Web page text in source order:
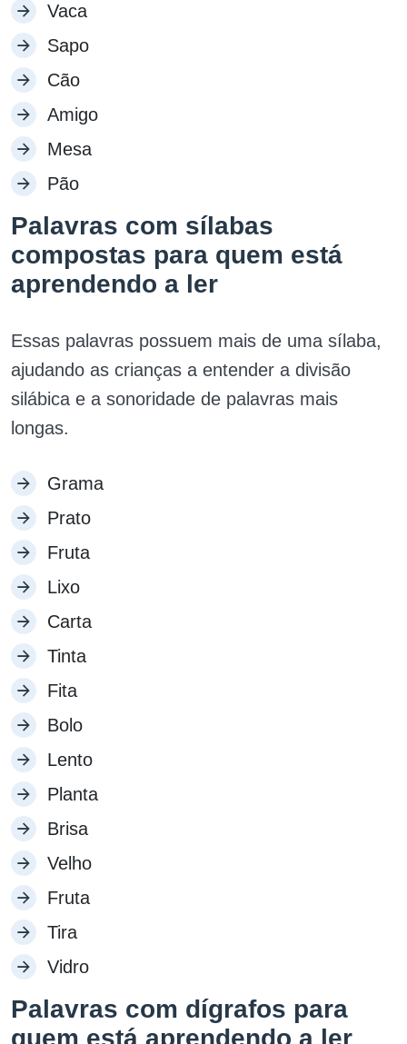
Vaca
Sapo
Cão
Amigo
Mesa
Pão
Palavras com sílabas
compostas para quem está
aprendendo a ler
Essas palavras possuem mais de uma sílaba,
ajudando as crianças a entender a divisão
silábica e a sonoridade de palavras mais
longas.
Grama
Prato
Fruta
Lixo
Carta
Tinta
Fita
Bolo
Lento
Planta
Brisa
Velho
Fruta
Tira
Vidro
Palavras com dígrafos para
quem está aprendendo a ler